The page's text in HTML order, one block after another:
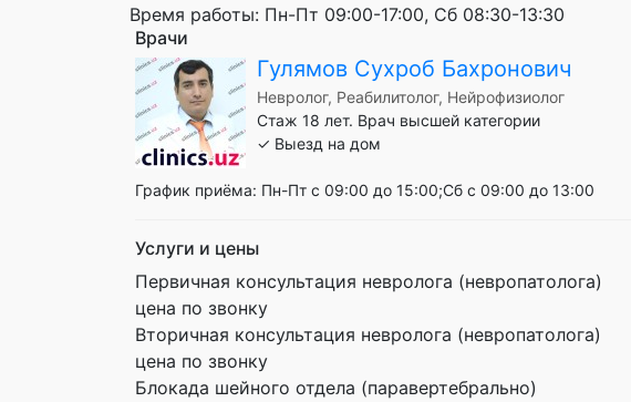
Время работы: Пн-Пт 09:00-17:00, Сб 08:30-13:30
Врачи
Гулямов Сухроб Бахронович
Невролог, Реабилитолог, Нейрофизиолог
Стаж 18 лет. Врач высшей категории
✓ Выезд на дом
График приёма: Пн-Пт с 09:00 до 15:00;Сб с 09:00 до 13:00
Услуги и цены
Первичная консультация невролога (невропатолога)
цена по звонку
Вторичная консультация невролога (невропатолога)
цена по звонку
Блокада шейного отдела (паравертебрально)